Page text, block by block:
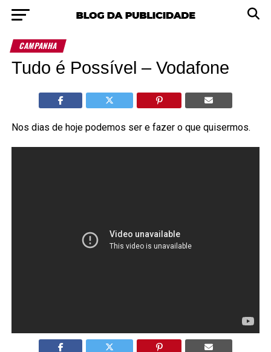
CAMPANHA
Tudo é Possível – Vodafone
Nos dias de hoje podemos ser e fazer o que quisermos.